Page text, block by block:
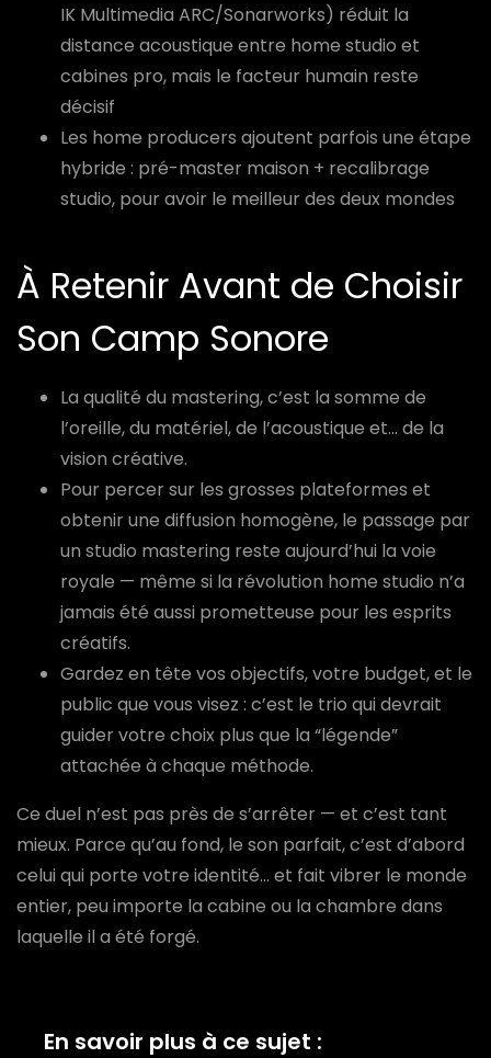
IK Multimedia ARC/Sonarworks) réduit la
distance acoustique entre home studio et
cabines pro, mais le facteur humain reste
décisif
Les home producers ajoutent parfois une étape
hybride : pré-master maison + recalibrage
studio, pour avoir le meilleur des deux mondes
À Retenir Avant de Choisir
Son Camp Sonore
La qualité du mastering, c’est la somme de
l’oreille, du matériel, de l’acoustique et… de la
vision créative.
Pour percer sur les grosses plateformes et
obtenir une diffusion homogène, le passage par
un studio mastering reste aujourd’hui la voie
royale — même si la révolution home studio n’a
jamais été aussi prometteuse pour les esprits
créatifs.
Gardez en tête vos objectifs, votre budget, et le
public que vous visez : c’est le trio qui devrait
guider votre choix plus que la “légende”
attachée à chaque méthode.
Ce duel n’est pas près de s’arrêter — et c’est tant
mieux. Parce qu’au fond, le son parfait, c’est d’abord
celui qui porte votre identité… et fait vibrer le monde
entier, peu importe la cabine ou la chambre dans
laquelle il a été forgé.
En savoir plus à ce sujet :